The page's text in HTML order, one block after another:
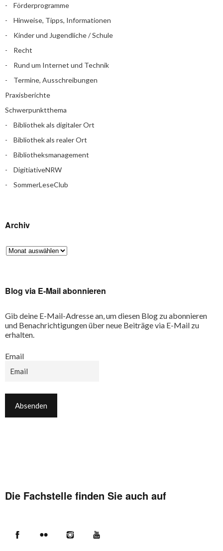
Förderprogramme
Hinweise, Tipps, Informationen
Kinder und Jugendliche / Schule
Recht
Rund um Internet und Technik
Termine, Ausschreibungen
Praxisberichte
Schwerpunktthema
Bibliothek als digitaler Ort
Bibliothek als realer Ort
Bibliotheksmanagement
DigitiativeNRW
SommerLeseClub
Archiv
Blog via E-Mail abonnieren
Gib deine E-Mail-Adresse an, um diesen Blog zu abonnieren
und Benachrichtigungen über neue Beiträge via E-Mail zu
erhalten.
Email
Die Fachstelle finden Sie auch auf